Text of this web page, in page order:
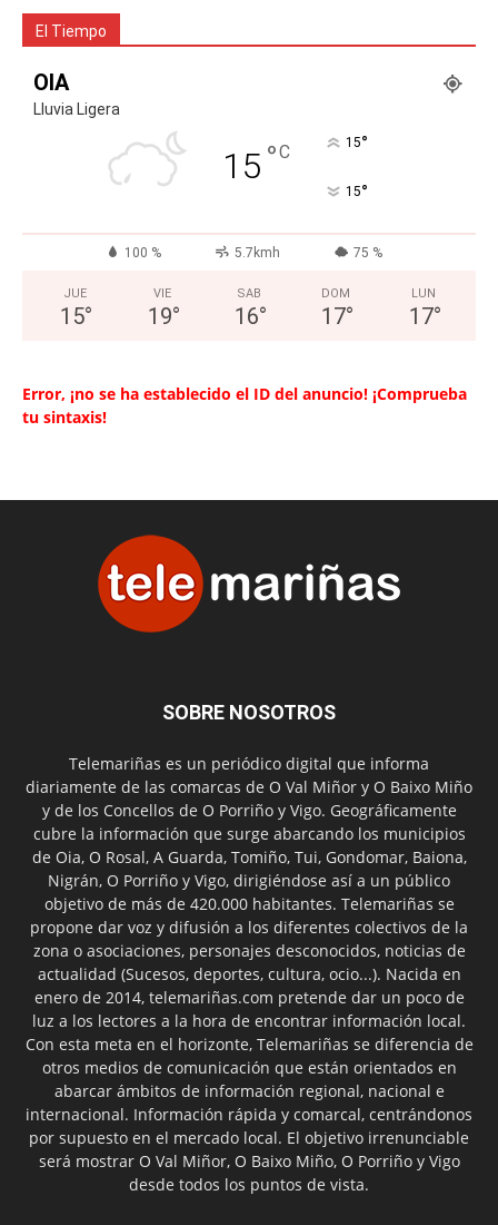
El Tiempo
OIA
Lluvia Ligera
15 °C 15°
15°
100 % 5.7kmh 75 %
JUE
15°
VIE
19°
SAB
16°
DOM
17°
LUN
17°
Error, ¡no se ha establecido el ID del anuncio! ¡Comprueba
tu sintaxis!
SOBRE NOSOTROS
Telemariñas es un periódico digital que informa
diariamente de las comarcas de O Val Miñor y O Baixo Miño
y de los Concellos de O Porriño y Vigo. Geográficamente
cubre la información que surge abarcando los municipios
de Oia, O Rosal, A Guarda, Tomiño, Tui, Gondomar, Baiona,
Nigrán, O Porriño y Vigo, dirigiéndose así a un público
objetivo de más de 420.000 habitantes. Telemariñas se
propone dar voz y difusión a los diferentes colectivos de la
zona o asociaciones, personajes desconocidos, noticias de
actualidad (Sucesos, deportes, cultura, ocio...). Nacida en
enero de 2014, telemariñas.com pretende dar un poco de
luz a los lectores a la hora de encontrar información local.
Con esta meta en el horizonte, Telemariñas se diferencia de
otros medios de comunicación que están orientados en
abarcar ámbitos de información regional, nacional e
internacional. Información rápida y comarcal, centrándonos
por supuesto en el mercado local. El objetivo irrenunciable
será mostrar O Val Miñor, O Baixo Miño, O Porriño y Vigo
desde todos los puntos de vista.